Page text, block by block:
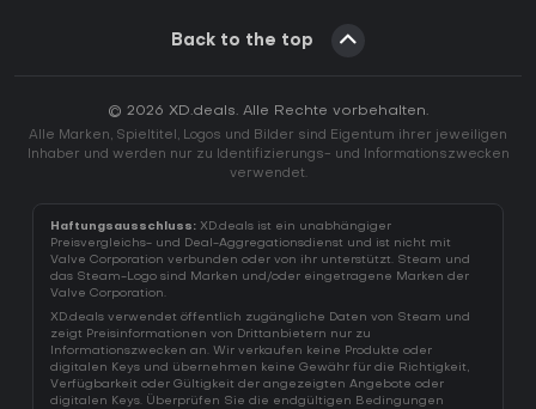
Back to the top
© 2026 XD.deals. Alle Rechte vorbehalten.
Alle Marken, Spieltitel, Logos und Bilder sind Eigentum ihrer jeweiligen
Inhaber und werden nur zu Identifizierungs- und Informationszwecken
verwendet.
Haftungsausschluss: XD.deals ist ein unabhängiger
Preisvergleichs- und Deal-Aggregationsdienst und ist nicht mit
Valve Corporation verbunden oder von ihr unterstützt. Steam und
das Steam-Logo sind Marken und/oder eingetragene Marken der
Valve Corporation.
XD.deals verwendet öffentlich zugängliche Daten von Steam und
zeigt Preisinformationen von Drittanbietern nur zu
Informationszwecken an. Wir verkaufen keine Produkte oder
digitalen Keys und übernehmen keine Gewähr für die Richtigkeit,
Verfügbarkeit oder Gültigkeit der angezeigten Angebote oder
digitalen Keys. Überprüfen Sie die endgültigen Bedingungen